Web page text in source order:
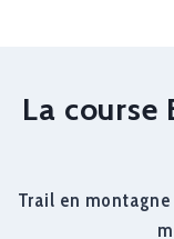
La course
Trail en montagne